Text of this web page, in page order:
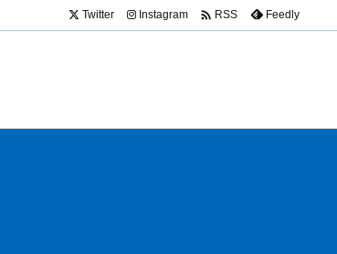
Twitter Instagram  RSS Feedly